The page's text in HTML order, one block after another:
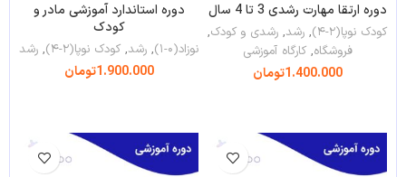
دوره ارتقا مهارت رشدی 3 تا 4 سال
کودک نوپا(۲-۴) , رشد, رشدی و کودک,
فروشگاه,کارگاه آموزشی
1.400.000تومان
دوره استاندارد آموزشی مادر و
کودک
نوزاد(۰-۱) , رشد, کودک نوپا(۲-۴) , رشد
1.900.000تومان